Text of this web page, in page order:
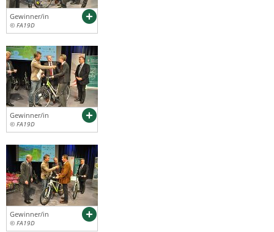
Gewinner/in
© FA19D
Gewinner/in
© FA19D
Gewinner/in
© FA19D